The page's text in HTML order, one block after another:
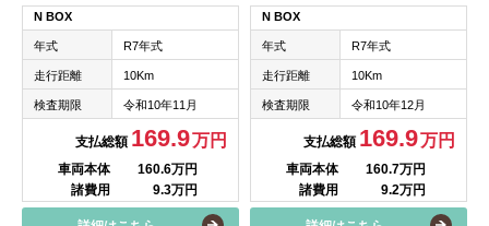
N BOX
年式 R7年式
走行距離 10Km
検査期限 令和10年11月
支払総額 169.9万円
車両本体
160.6万円
諸費用
9.3万円
N BOX
年式 R7年式
走行距離 10Km
検査期限 令和10年12月
支払総額 169.9万円
車両本体
160.7万円
諸費用
9.2万円